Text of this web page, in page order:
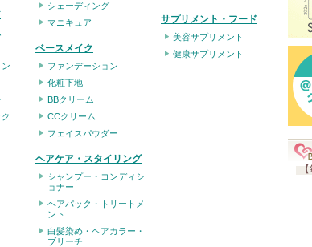
シェーディング
マニキュア
ベースメイク
ファンデーション
化粧下地
BBクリーム
CCクリーム
フェイスパウダー
ヘアケア・スタイリング
シャンプー・コンディシ
ョナー
ヘアパック・トリートメ
ント
白髪染め・ヘアカラー・
ブリーチ
サプリメント・フード
美容サプリメント
健康サプリメント